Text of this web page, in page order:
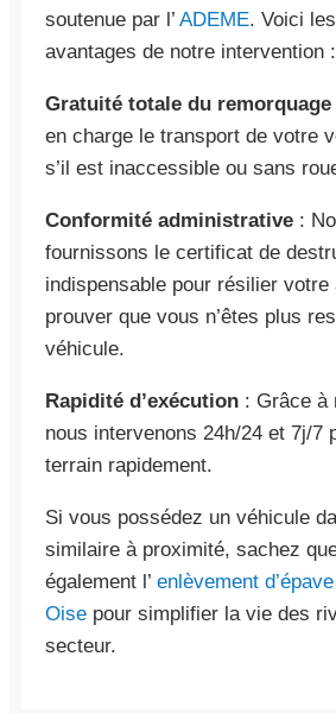
soutenue par l’ ADEME. Voici
avantages de notre intervention :
Gratuité totale du remorquage
en charge le transport de votre
s’il est inaccessible ou sans
Conformité administrative :
fournissons le certificat de
indispensable pour résilier votre
prouver que vous n’êtes plus
véhicule.
Rapidité d’exécution : Grâce à
nous intervenons 24h/24 et 7j/7
terrain rapidement.
Si vous possédez un véhicule
similaire à proximité, sachez
également l’ enlèvement
Oise pour simplifier la vie des
secteur.